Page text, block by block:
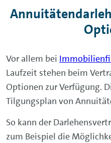
Vor allem bei
Laufzeit stehen beim
Optionen zur Verfügung.
Tilgungsplan von
So kann der
zum Beispiel die